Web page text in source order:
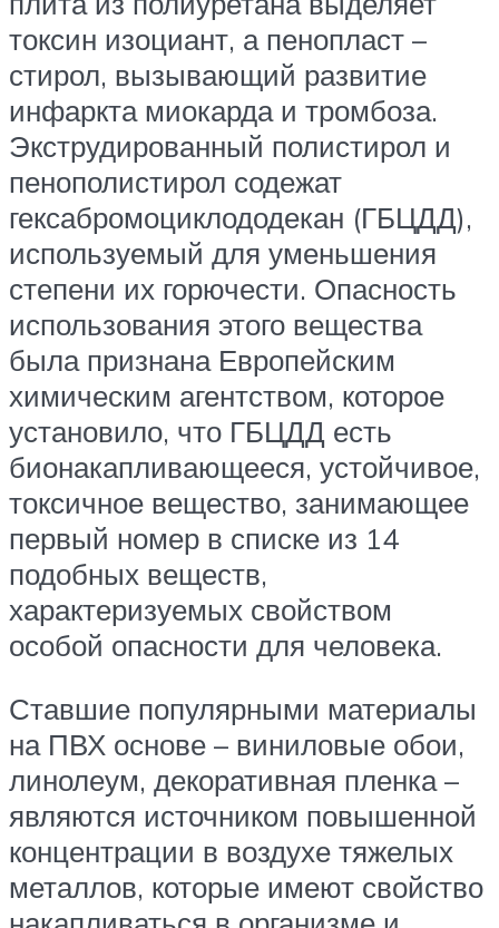
токсин изоциант, а пенопласт –
стирол, вызывающий развитие
инфаркта миокарда и тромбоза.
Экструдированный полистирол и
пенополистирол содежат
гексабромоциклододекан (ГБЦДД),
используемый для уменьшения
степени их горючести. Опасность
использования этого вещества
была признана Европейским
химическим агентством, которое
установило, что ГБЦДД есть
бионакапливающееся, устойчивое,
токсичное вещество, занимающее
первый номер в списке из 14
подобных веществ,
характеризуемых свойством
особой опасности для человека.
Ставшие популярными материалы
на ПВХ основе – виниловые обои,
линолеум, декоративная пленка –
являются источником повышенной
концентрации в воздухе тяжелых
металлов, которые имеют свойство